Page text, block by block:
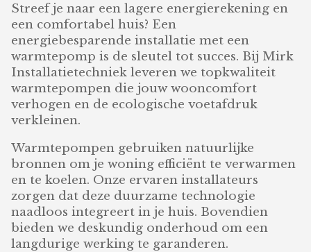
Streef je naar een lagere energierekening en
een comfortabel huis? Een
energiebesparende installatie met een
warmtepomp is de sleutel tot succes. Bij Mirk
Installatietechniek leveren we topkwaliteit
warmtepompen die jouw wooncomfort
verhogen en de ecologische voetafdruk
verkleinen.
Warmtepompen gebruiken natuurlijke
bronnen om je woning efficiënt te verwarmen
en te koelen. Onze ervaren installateurs
zorgen dat deze duurzame technologie
naadloos integreert in je huis. Bovendien
bieden we deskundig onderhoud om een
langdurige werking te garanderen.